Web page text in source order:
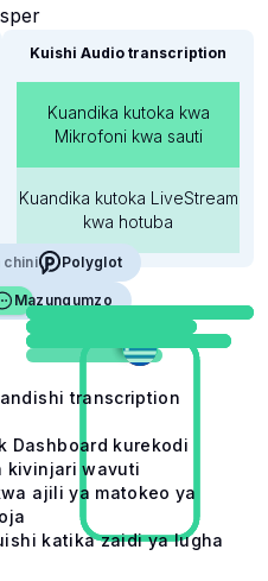
Kuishi Audio transcription
Kuandika kutoka kwa
Mikrofoni kwa sauti
Kuandika kutoka LiveStream
kwa hotuba
chini Polyglot
Mazungumzo
transcription
Dashboard kurekodi
kivinjari wavuti
ajili ya matokeo ya
katika zaidi ya lugha